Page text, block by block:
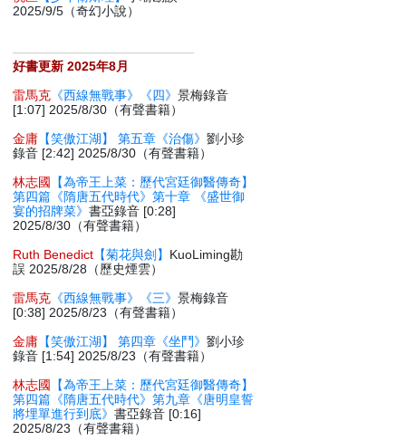
2025/9/5（奇幻小說）
好書更新 2025年8月
雷馬克 《西線無戰事》《四》景梅錄音
[1:07] 2025/8/30（有聲書籍）
金庸 【笑傲江湖】 第五章《治傷》劉小珍
錄音 [2:42] 2025/8/30（有聲書籍）
林志國
【為帝王上菜：歷代宮廷御醫傳奇】
第四篇《隋唐五代時代》第十章 《盛世御
宴的招牌菜》書亞錄音 [0:28]
2025/8/30（有聲書籍）
Ruth Benedict 【菊花與劍】 KuoLiming勘
誤 2025/8/28（歷史煙雲）
雷馬克 《西線無戰事》《三》景梅錄音
[0:38] 2025/8/23（有聲書籍）
金庸 【笑傲江湖】 第四章《坐鬥》劉小珍
錄音 [1:54] 2025/8/23（有聲書籍）
林志國
【為帝王上菜：歷代宮廷御醫傳奇】
第四篇《隋唐五代時代》第九章《唐明皇誓
將埋單進行到底》書亞錄音 [0:16]
2025/8/23（有聲書籍）